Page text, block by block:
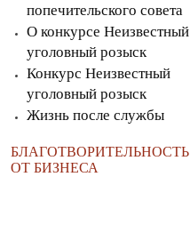
попечительского совета
О конкурсе Неизвестный
уголовный розыск
Конкурс Неизвестный
уголовный розыск
Жизнь после службы
БЛАГОТВОРИТЕЛЬНОСТЬ
ОТ БИЗНЕСА